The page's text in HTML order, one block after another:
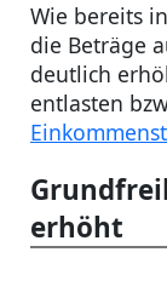
Wie bereits
die Beträge
deutlich
entlasten
erhöht